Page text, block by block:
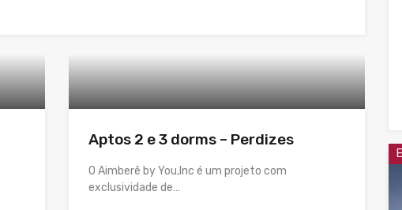
Aptos 2 e 3 dorms – Perdizes
O Aimberê by You,Inc é um projeto com
exclusividade de…